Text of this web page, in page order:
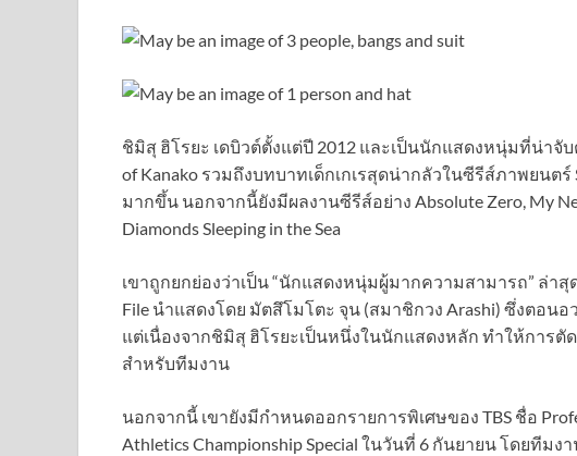
ชิมิสุ ฮิโรยะ เดบิวต์ตั้งแต่ปี 2012 และเป็นนักแสดงหนุ่มที่น่าจับ
of Kanako รวมถึงบทบาทเด็กเกเรสุดน่ากลัวในซีรีส์ภาพยนตร์
มากขึ้น นอกจากนี้ยังมีผลงานซีรีส์อย่าง Absolute Zero, My
Diamonds Sleeping in the Sea
เขาถูกยกย่องว่าเป็น “นักแสดงหนุ่มผู้มากความสามารถ” ล่าสุ
File นำแสดงโดย มัตสึโมโตะ จุน (สมาชิกวง Arashi) ซึ่งตอ
แต่เนื่องจากชิมิสุ ฮิโรยะเป็นหนึ่งในนักแสดงหลัก ทำให้การ
สำหรับทีมงาน
นอกจากนี้ เขายังมีกำหนดออกรายการพิเศษของ TBS ชื่อ
Athletics Championship Special ในวันที่ 6 กันยายน โดยทีม